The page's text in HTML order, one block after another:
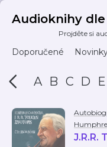
Audioknihy
Projděte si
Doporučené
A B C D E
J.R.R.